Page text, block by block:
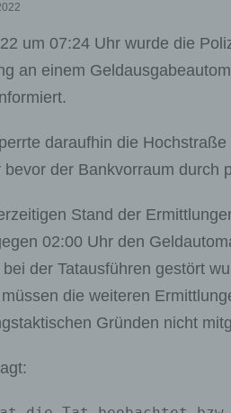
um 07:24 Uhr wurde die
an einem
daraufhin die
bevor der Bankvorraum durch
Stand der
02:00 Uhr den
der Tatausführen gestört
die weiteren
Gründen nicht